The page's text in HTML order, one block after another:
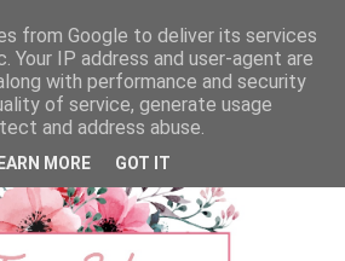
from Google to deliver its services
Your IP address and user-agent are
with performance and security
of service, generate usage
and address abuse.
MORE GOT IT